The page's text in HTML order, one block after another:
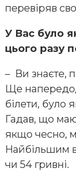
перевіряв
У Вас було
цього разу
– Ви знаєте,
Ще
білети, було
Гадав, що
якщо чесно,
Найбільшим
чи 54 гривні.